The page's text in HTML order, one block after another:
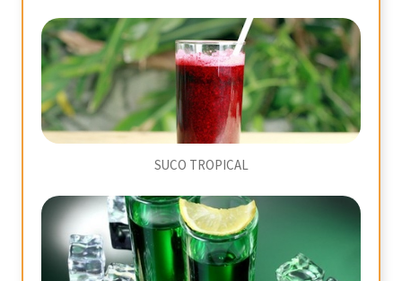
SUCO TROPICAL